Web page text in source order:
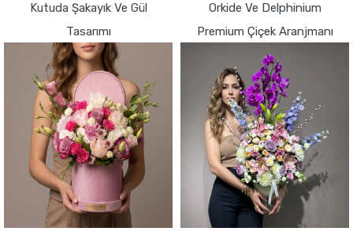
Kutuda Şakayık Ve Gül
Tasarımı
Orkide Ve Delphinium
Premium Çiçek Aranjmanı